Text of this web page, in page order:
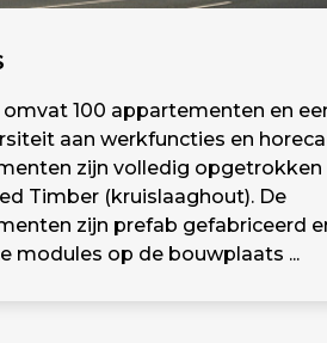
omvat 100 appartementen en
aan werkfuncties en
zijn volledig opgetrokken
Timber (kruislaaghout). De
zijn prefab gefabriceerd
modules op de bouwplaats ...